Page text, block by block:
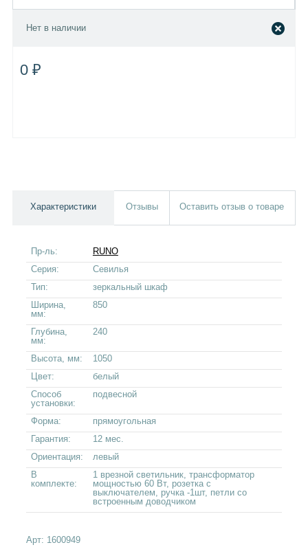
Нет в наличии
0 ₽
Характеристики Отзывы Оставить отзыв о товаре
Пр-ль:
RUNO
Серия:
Севилья
Тип:
зеркальный шкаф
Ширина,
мм:
850
Глубина,
мм:
240
Высота, мм:
1050
Цвет:
белый
Способ
установки:
подвесной
Форма:
прямоугольная
Гарантия:
12 мес.
Ориентация:
левый
В
комплекте:
1 врезной светильник, трансформатор
мощностью 60 Вт, розетка с
выключателем, ручка -1шт, петли со
встроенным доводчиком
Арт: 1600949